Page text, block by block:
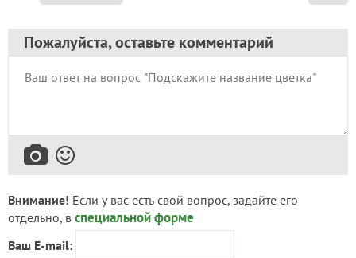
Пожалуйста, оставьте комментарий
Внимание! Если у вас есть свой вопрос, задайте его
отдельно, в специальной форме
Ваш E-mail: